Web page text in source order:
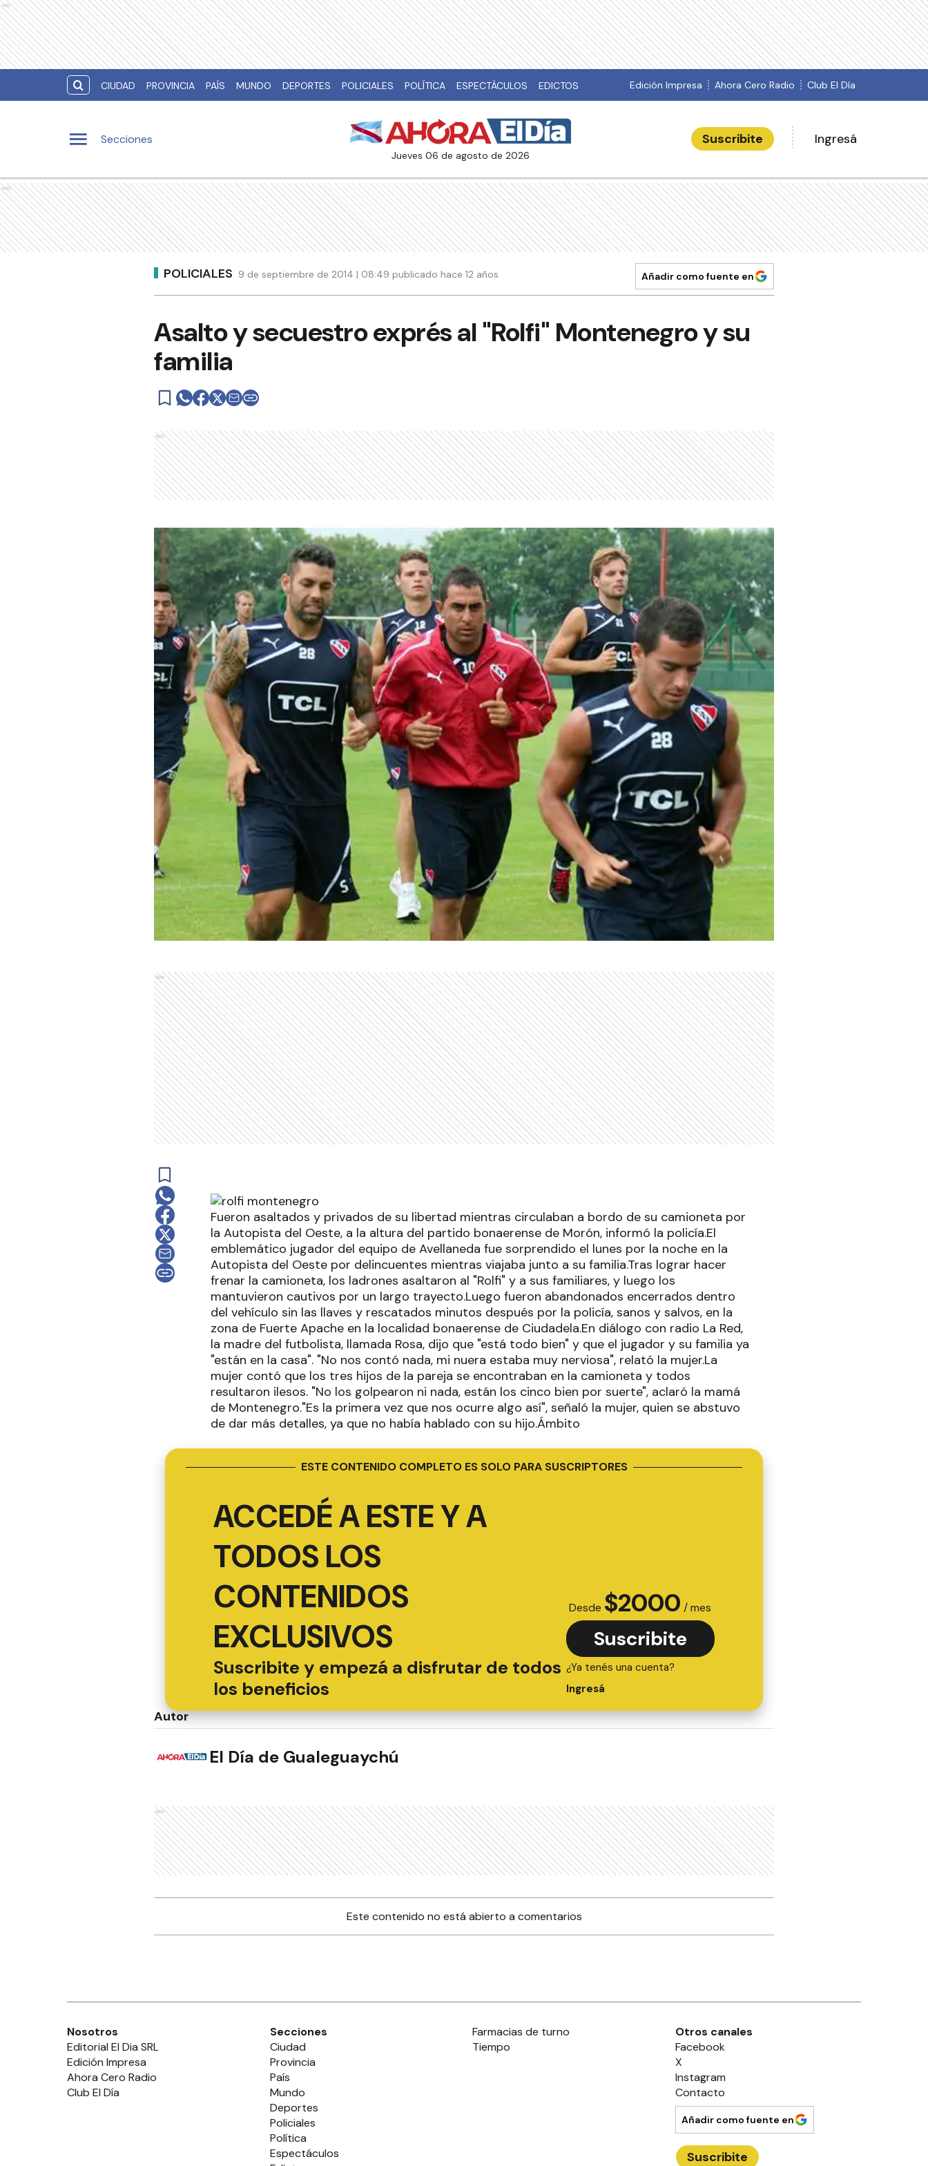
Ads
CIUDAD PROVINCIA PAÍS MUNDO DEPORTES POLICIALES POLÍTICA ESPECTÁCULOS EDICTOS Edición Impresa Ahora Cero Radio Club El Día
Secciones
jueves 06 de agosto de 2026
Suscribite Ingresá
Ads
POLICIALES 9 de septiembre de 2014 | 08:49 publicado hace 12 años Añadir como fuente en
Asalto y secuestro exprés al "Rolfi" Montenegro y su
familia
Ads
Ads
Fueron asaltados y privados de su libertad mientras circulaban a bordo de su camioneta por
la Autopista del Oeste, a la altura del partido bonaerense de Morón, informó la policía.El
emblemático jugador del equipo de Avellaneda fue sorprendido el lunes por la noche en la
Autopista del Oeste por delincuentes mientras viajaba junto a su familia.Tras lograr hacer
frenar la camioneta, los ladrones asaltaron al "Rolfi" y a sus familiares, y luego los
mantuvieron cautivos por un largo trayecto.Luego fueron abandonados encerrados dentro
del vehículo sin las llaves y rescatados minutos después por la policía, sanos y salvos, en la
zona de Fuerte Apache en la localidad bonaerense de Ciudadela.En diálogo con radio La Red,
la madre del futbolista, llamada Rosa, dijo que "está todo bien" y que el jugador y su familia ya
"están en la casa". "No nos contó nada, mi nuera estaba muy nerviosa", relató la mujer.La
mujer contó que los tres hijos de la pareja se encontraban en la camioneta y todos
resultaron ilesos. "No los golpearon ni nada, están los cinco bien por suerte", aclaró la mamá
de Montenegro."Es la primera vez que nos ocurre algo así", señaló la mujer, quien se abstuvo
de dar más detalles, ya que no había hablado con su hijo.Ámbito
ESTE CONTENIDO COMPLETO ES SOLO PARA SUSCRIPTORES
ACCEDÉ A ESTE Y A
TODOS LOS
CONTENIDOS
EXCLUSIVOS
Suscribite y empezá a disfrutar de todos
los beneficios
Desde $2000 / mes
Suscribite
¿Ya tenés una cuenta?
Ingresá
Autor
El Día de Gualeguaychú
Ads
Este contenido no está abierto a comentarios
Nosotros
Editorial El Dia SRL
Edición Impresa
Ahora Cero Radio
Club El Día
Secciones
Ciudad
Provincia
País
Mundo
Deportes
Policiales
Política
Espectáculos
Farmacias de turno
Tiempo
Otros canales
Facebook
X
Instagram
Contacto
Añadir como fuente en
Suscribite